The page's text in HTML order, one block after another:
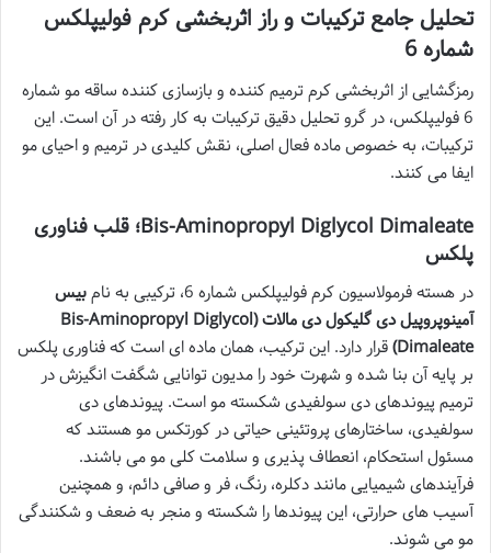
تحلیل جامع ترکیبات و راز اثربخشی کرم فولیپلکس
شماره 6
رمزگشایی از اثربخشی کرم ترمیم کننده و بازسازی کننده ساقه مو شماره
6 فولیپلکس، در گرو تحلیل دقیق ترکیبات به کار رفته در آن است. این
ترکیبات، به خصوص ماده فعال اصلی، نقش کلیدی در ترمیم و احیای مو
ایفا می کنند.
Bis-Aminopropyl Diglycol Dimaleate؛ قلب فناوری
پلکس
در هسته فرمولاسیون کرم فولیپلکس شماره 6، ترکیبی به نام
بیس
آمینوپروپیل دی گلیکول دی مالات (Bis-Aminopropyl Diglycol
Dimaleate) قرار دارد. این ترکیب، همان ماده ای است که فناوری پلکس
بر پایه آن بنا شده و شهرت خود را مدیون توانایی شگفت انگیزش در
ترمیم پیوندهای دی سولفیدی شکسته مو است. پیوندهای دی
سولفیدی، ساختارهای پروتئینی حیاتی در کورتکس مو هستند که
مسئول استحکام، انعطاف پذیری و سلامت کلی مو می باشند.
فرآیندهای شیمیایی مانند دکلره، رنگ، فر و صافی دائم، و همچنین
آسیب های حرارتی، این پیوندها را شکسته و منجر به ضعف و شکنندگی
مو می شوند.